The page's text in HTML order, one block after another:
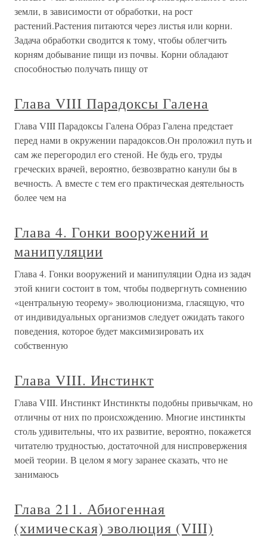
земли, в зависимости от обработки, на рост
растений.Растения питаются через листья или корни.
Задача обработки сводится к тому, чтобы облегчить
корням добывание пищи из почвы. Корни обладают
способностью получать пищу от
Глава VIII Парадоксы Галена
Глава VIII Парадоксы Галена Образ Галена предстает
перед нами в окружении парадоксов.Он проложил путь и
сам же перегородил его стеной. Не будь его, труды
греческих врачей, вероятно, безвозвратно канули бы в
вечность. А вместе с тем его практическая деятельность
более чем на
Глава 4. Гонки вооружений и
манипуляции
Глава 4. Гонки вооружений и манипуляции Одна из задач
этой книги состоит в том, чтобы подвергнуть сомнению
«центральную теорему» эволюционизма, гласящую, что
от индивидуальных организмов следует ожидать такого
поведения, которое будет максимизировать их
собственную
Глава VIII. Инстинкт
Глава VIII. Инстинкт Инстинкты подобны привычкам, но
отличны от них по происхождению. Многие инстинкты
столь удивительны, что их развитие, вероятно, покажется
читателю трудностью, достаточной для ниспровержения
моей теории. В целом я могу заранее сказать, что не
занимаюсь
Глава 211. Абиогенная
(химическая) эволюция (VIII)